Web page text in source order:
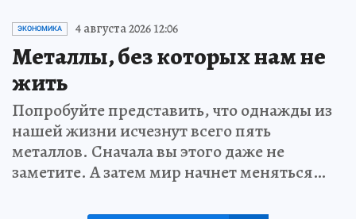
ЭКОНОМИКА 4 августа 2026 12:06
Металлы, без которых нам не
жить
Попробуйте представить, что однажды из
нашей жизни исчезнут всего пять
металлов. Сначала вы этого даже не
заметите. А затем мир начнет меняться…